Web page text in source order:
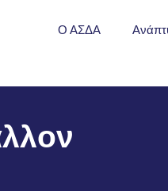
Ο ΑΣΔΑ